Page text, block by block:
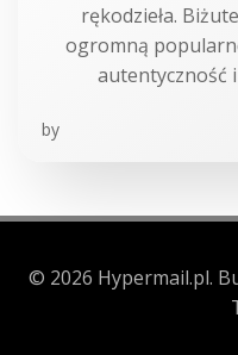
rękodzieła.
ogromną
autentyczność
by
© 2026 Hypermail.pl.